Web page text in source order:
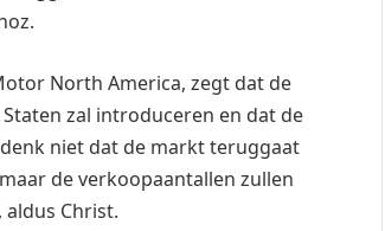
North America, zegt dat de
zal introduceren en dat de
niet dat de markt teruggaat
de verkoopaantallen zullen
Christ.